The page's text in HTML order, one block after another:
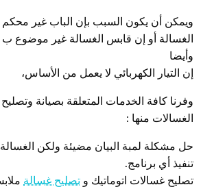
ويمكن أن يكون السبب بإن الباب غير محكم
الغسالة أو إن قابس الغسالة غير موضوع ب
وأيضا
إن التيار الكهربائي لا يعمل من الأساس،
وفرنا كافة الخدمات المتعلقة بصيانة
الغسالات منها :
حل مشكلة لمبة البيان مضيئة ولكن الغسالة
تنفيذ أي برنامج.
تصليح غسالات اتوماتيك و تصليح غسالة